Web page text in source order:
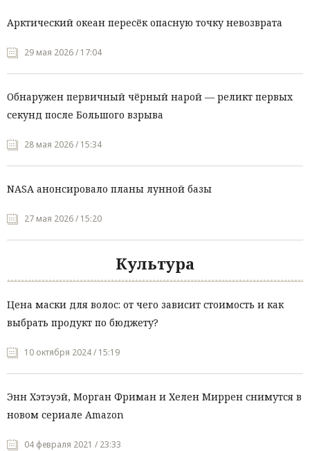
Арктический океан пересёк опасную точку невозврата
29 мая 2026 / 17:04
Обнаружен первичный чёрный нарой — реликт первых
секунд после Большого взрыва
28 мая 2026 / 15:34
NASA анонсировало планы лунной базы
27 мая 2026 / 15:20
Культура
Цена маски для волос: от чего зависит стоимость и как
выбрать продукт по бюджету?
10 октября 2024 / 15:19
Энн Хэтэуэй, Морган Фриман и Хелен Миррен снимутся в
новом сериале Amazon
04 февраля 2021 / 23:33